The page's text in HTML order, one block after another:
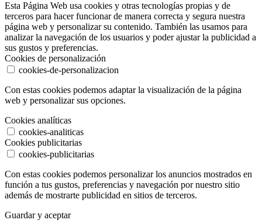
Esta Página Web usa cookies y otras tecnologías propias y de
terceros para hacer funcionar de manera correcta y segura nuestra
página web y personalizar su contenido. También las usamos para
analizar la navegación de los usuarios y poder ajustar la publicidad a
sus gustos y preferencias.
Cookies de personalización
cookies-de-personalizacion
Con estas cookies podemos adaptar la visualización de la página
web y personalizar sus opciones.
Cookies analíticas
cookies-analiticas
Cookies publicitarias
cookies-publicitarias
Con estas cookies podemos personalizar los anuncios mostrados en
función a tus gustos, preferencias y navegación por nuestro sitio
además de mostrarte publicidad en sitios de terceros.
Guardar y aceptar